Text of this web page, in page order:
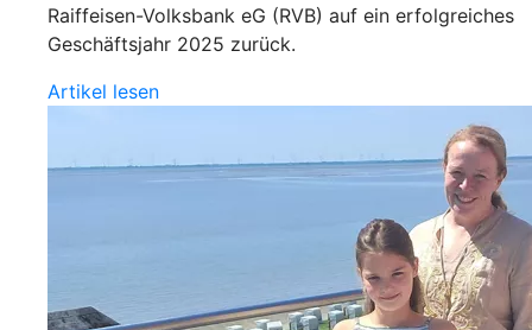
Raiffeisen-Volksbank eG (RVB) auf ein erfolgreiches
Geschäftsjahr 2025 zurück.
Artikel lesen